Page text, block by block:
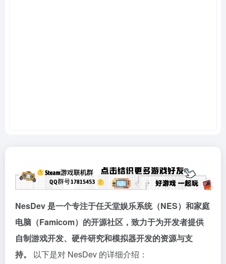
NesDev 是一个专注于任天堂娱乐系统（NES）和家庭
电脑（Famicom）的开源社区，致力于为开发者提供
自制游戏开发、硬件研究和模拟器开发的资源与支
持。
以下是对 NesDev 的详细介绍：